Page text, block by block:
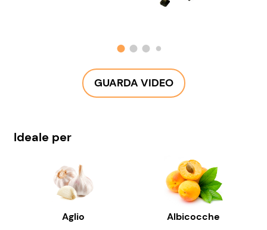
GUARDA VIDEO
Ideale per
Aglio Albicocche